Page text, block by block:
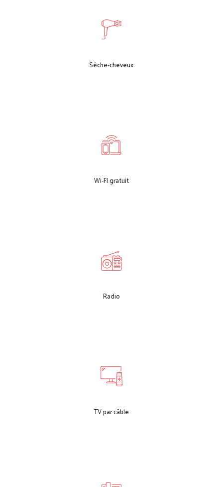
Sèche-cheveux
Wi-FI gratuit
Radio
TV par câble